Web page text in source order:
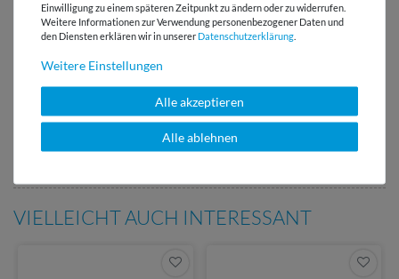
E-Mail Kundenservice
Antwort in 24h
Über 98% positive
Bewertungen
Über 110 Gratis
Schnittmuster für Dich
VIELLEICHT AUCH INTERESSANT
Einwilligung zu einem späteren Zeitpunkt zu ändern oder zu widerrufen.
Weitere Informationen zur Verwendung personenbezogener Daten und
den Diensten erklären wir in unserer Daten­schutz­erklärung
Weitere Einstellungen
Alle akzeptieren
Alle ablehnen